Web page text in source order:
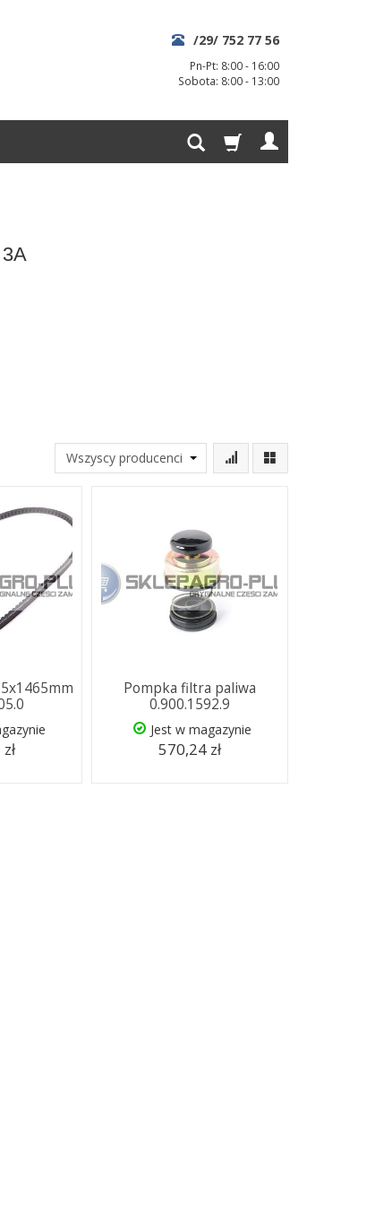
/29/ 752 77 56
Pn-Pt: 8:00 - 16:00
Sobota: 8:00 - 13:00
Pompka filtra paliwa
0.900.1592.9
Jest w magazynie
570,24 zł